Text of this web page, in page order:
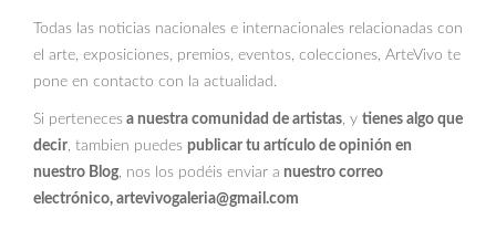
Todas las noticias nacionales e internacionales relacionadas con
el arte, exposiciones, premios, eventos, colecciones, ArteVivo te
pone en contacto con la actualidad.
Si perteneces a nuestra comunidad de artistas , y tienes algo que
decir , tambien puedes publicar tu artículo de opinión en
nuestro Blog, nos los podéis enviar a nuestro correo
electrónico, artevivogaleria@gmail.com